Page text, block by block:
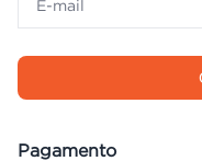
Pagamento